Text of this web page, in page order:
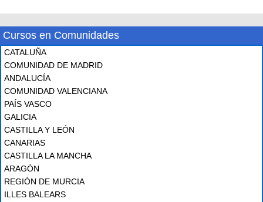
Cursos en Comunidades
CATALUÑA
COMUNIDAD DE MADRID
ANDALUCÍA
COMUNIDAD VALENCIANA
PAÍS VASCO
GALICIA
CASTILLA Y LEÓN
CANARIAS
CASTILLA LA MANCHA
ARAGÓN
REGIÓN DE MURCIA
ILLES BALEARS